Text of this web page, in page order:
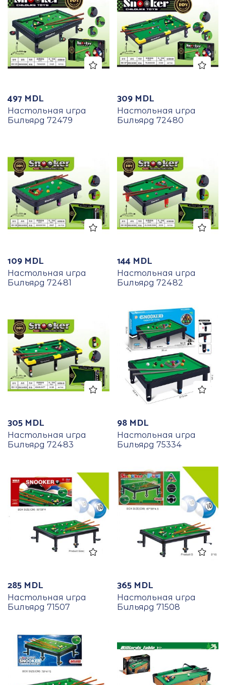
497 MDL
Настольная игра
Бильярд 72479
309 MDL
Настольная игра
Бильярд 72480
109 MDL
Настольная игра
Бильярд 72481
144 MDL
Настольная игра
Бильярд 72482
305 MDL
Настольная игра
Бильярд 72483
98 MDL
Настольная игра
Бильярд 75334
285 MDL
Настольная игра
Бильярд 71507
365 MDL
Настольная игра
Бильярд 71508